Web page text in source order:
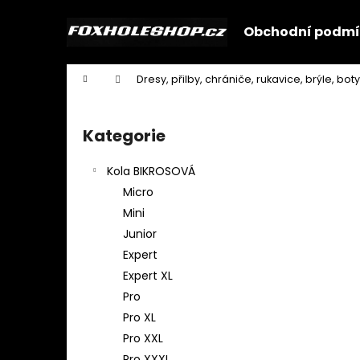
Obchodní
Domů Dresy, přilby, chrániče, rukavice, brýle, boty
Přeskočit
kategorie
Kategorie
Kola BIKROSOVÁ
Micro
Mini
Junior
Expert
Expert XL
Pro
Pro XL
Pro XXL
Zpět
Zpět